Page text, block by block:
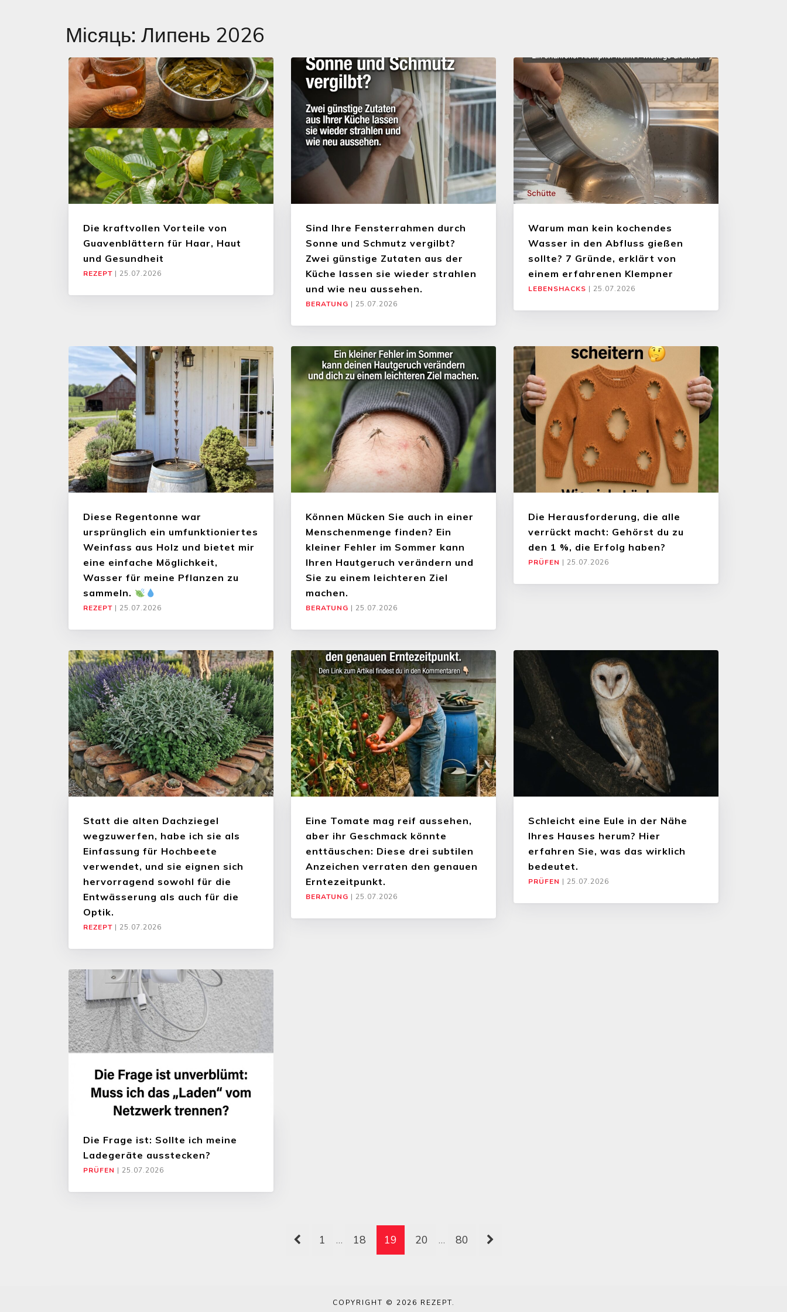
Місяць: Липень 2026
Die kraftvollen Vorteile von
Guavenblättern für Haar, Haut
und Gesundheit
REZEPT | 25.07.2026
Sind Ihre Fensterrahmen durch
Sonne und Schmutz vergilbt?
Zwei günstige Zutaten aus der
Küche lassen sie wieder strahlen
und wie neu aussehen.
BERATUNG | 25.07.2026
Warum man kein kochendes
Wasser in den Abfluss gießen
sollte? 7 Gründe, erklärt von
einem erfahrenen Klempner
LEBENSHACKS | 25.07.2026
Diese Regentonne war
ursprünglich ein umfunktioniertes
Weinfass aus Holz und bietet mir
eine einfache Möglichkeit,
Wasser für meine Pflanzen zu
sammeln.
REZEPT | 25.07.2026
Können Mücken Sie auch in einer
Menschenmenge finden? Ein
kleiner Fehler im Sommer kann
Ihren Hautgeruch verändern und
Sie zu einem leichteren Ziel
machen.
BERATUNG | 25.07.2026
Die Herausforderung, die alle
verrückt macht: Gehörst du zu
den 1 %, die Erfolg haben?
PRÜFEN | 25.07.2026
Statt die alten Dachziegel
wegzuwerfen, habe ich sie als
Einfassung für Hochbeete
verwendet, und sie eignen sich
hervorragend sowohl für die
Entwässerung als auch für die
Optik.
REZEPT | 25.07.2026
Eine Tomate mag reif aussehen,
aber ihr Geschmack könnte
enttäuschen: Diese drei subtilen
Anzeichen verraten den genauen
Erntezeitpunkt.
BERATUNG | 25.07.2026
Schleicht eine Eule in der Nähe
Ihres Hauses herum? Hier
erfahren Sie, was das wirklich
bedeutet.
PRÜFEN | 25.07.2026
Die Frage ist: Sollte ich meine
Ladegeräte ausstecken?
PRÜFEN | 25.07.2026
1 … 18 19 20 … 80
COPYRIGHT © 2026 REZEPT.